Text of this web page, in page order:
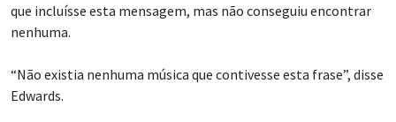
que incluísse esta mensagem, mas não conseguiu encontrar
nenhuma.
“Não existia nenhuma música que contivesse esta frase”, disse
Edwards.